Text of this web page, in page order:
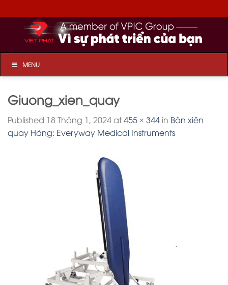
to
content
MENU
Giuong_xien_quay
Published 18 Tháng 1, 2024at455 × 344 in Bàn xiên
quay Hãng: Everyway Medical Instruments